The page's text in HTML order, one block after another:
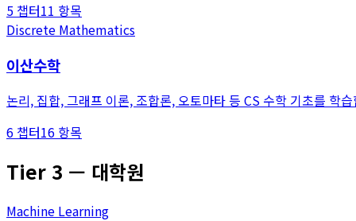
5 챕터11 항목
Discrete Mathematics
이산수학
논리, 집합, 그래프 이론, 조합론, 오토마타 등 CS 수학 기초를 학
6 챕터16 항목
Tier 3 — 대학원
Machine Learning